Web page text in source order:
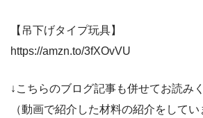
【吊下げタイプ玩具】
https://amzn.to/3fXOvVU
↓こちらのブログ記事も併せてお読み
（動画で紹介した材料の紹介をしてい